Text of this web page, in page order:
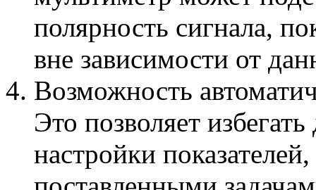
полярность сигнала,
вне зависимости от
Возможность
Это позволяет
настройки